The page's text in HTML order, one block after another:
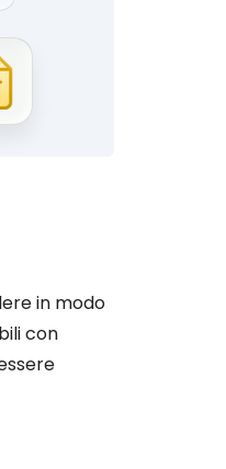
in modo
con